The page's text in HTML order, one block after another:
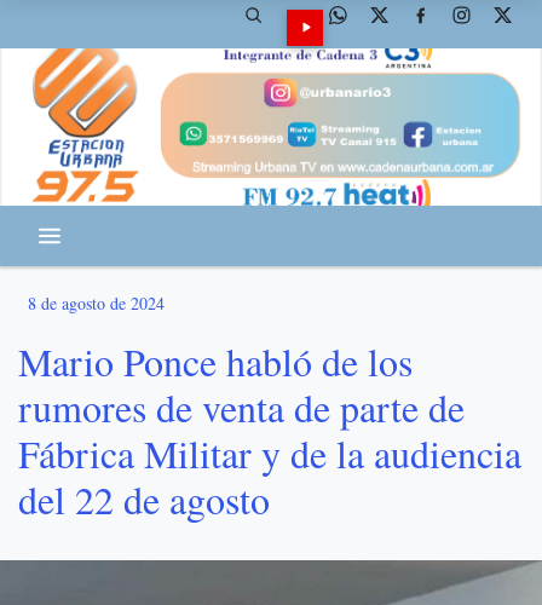
8 de agosto de 2024
Mario Ponce habló de los
rumores de venta de parte de
Fábrica Militar y de la audiencia
del 22 de agosto